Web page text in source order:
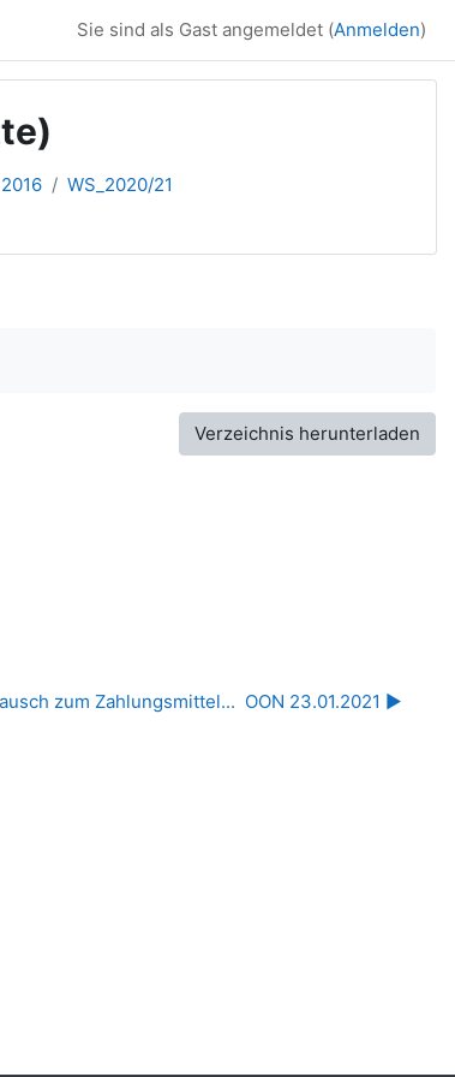
Sie sind als Gast angemeldet (Anmelden)
WS_2020/21
Verzeichnis herunterladen
zum Zahlungsmittel...  OON 23.01.2021 ▶︎